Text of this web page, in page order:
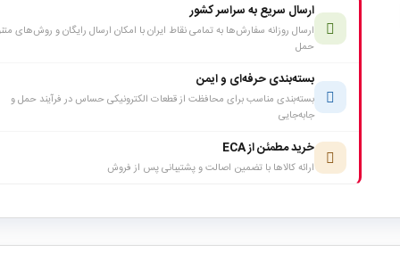
ارسال سریع به سراسر کشور
ارسال روزانه سفارش‌ها به تمامی نقاط ایران با امکان ارسال رایگان و روش‌های
حمل
بسته‌بندی حرفه‌ای و ایمن
بسته‌بندی مناسب برای محافظت از قطعات الکترونیکی حساس در فرآیند حمل و
جابه‌جایی
خرید مطمئن از ECA
ارائه کالاها با تضمین اصالت و پشتیبانی پس از فروش